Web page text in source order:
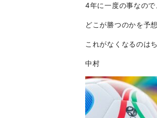
4年に一度の事なので
どこが勝つのかを
これがなくなるのは
中村